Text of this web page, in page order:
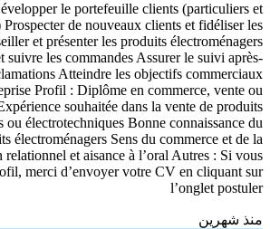
le portefeuille clients (particuliers et
Prospecter de nouveaux clients et fidéliser les
et présenter les produits électroménagers
suivre les commandes Assurer le suivi après-
Atteindre les objectifs commerciaux
Profil : Diplôme en commerce, vente ou
souhaitée dans la vente de produits
ou électrotechniques Bonne connaissance du
électroménagers Sens du commerce et de la
et aisance à l’oral Autres : Si vous
merci d’envoyer votre CV en cliquant sur
l’onglet postuler
منذ شهرين